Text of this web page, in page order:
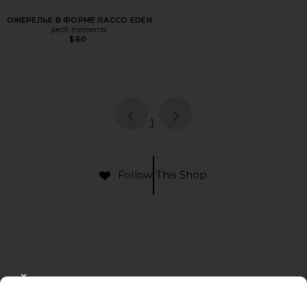
ОЖЕРЕЛЬЕ В ФОРМЕ ЛАССО EDEN
petit moments
$60
page
1
Follow This Shop
FOOTER